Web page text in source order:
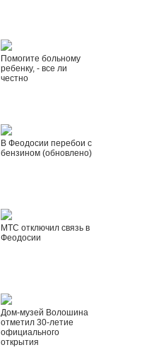
Помогите больному
ребенку, - все ли
честно
В Феодосии перебои с
бензином (обновлено)
МТС отключил связь в
Феодосии
Дом-музей Волошина
отметил 30-летие
официального
открытия